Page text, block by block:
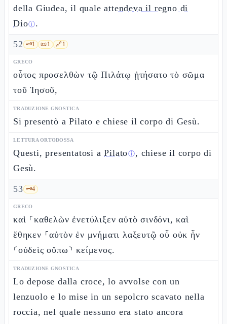
della Giudea, il qualeattendeva il regno di
Dioⓘ.
52 🗝️1 📜1 🔗1
GRECO
οὗτος προσελθὼν τῷ Πιλάτῳ ᾐτήσατο τὸ σῶμα
τοῦ Ἰησοῦ,
TRADUZIONE GNOSTICA
Si presentò a Pilato e chiese il corpo di Gesù.
LETTURA ORTODOSSA
Questi, presentatosi aPilatoⓘ, chiese il corpo di
Gesù.
53 🗝️4
GRECO
καὶ ⸀καθελὼν ἐνετύλιξεν αὐτὸ σινδόνι, καὶ
ἔθηκεν ⸀αὐτὸν ἐν μνήματι λαξευτῷ οὗ οὐκ ἦν
⸂οὐδεὶς οὔπω⸃ κείμενος.
TRADUZIONE GNOSTICA
Lo depose dalla croce, lo avvolse con un
lenzuolo e lo mise in un sepolcro scavato nella
roccia, nel quale nessuno era stato ancora